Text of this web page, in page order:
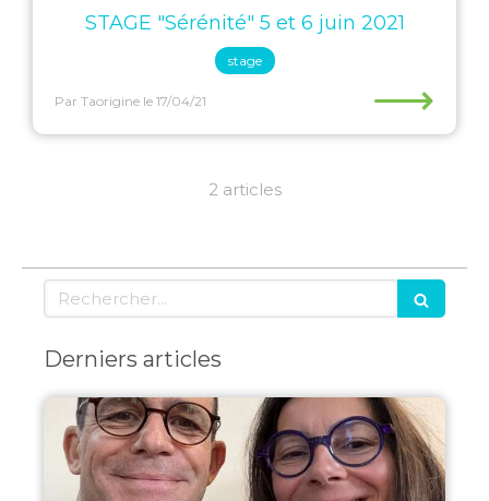
STAGE "Sérénité" 5 et 6 juin 2021
stage
Par Taorigine le 17/04/21 ⟶
2 articles
Rechercher
Derniers articles